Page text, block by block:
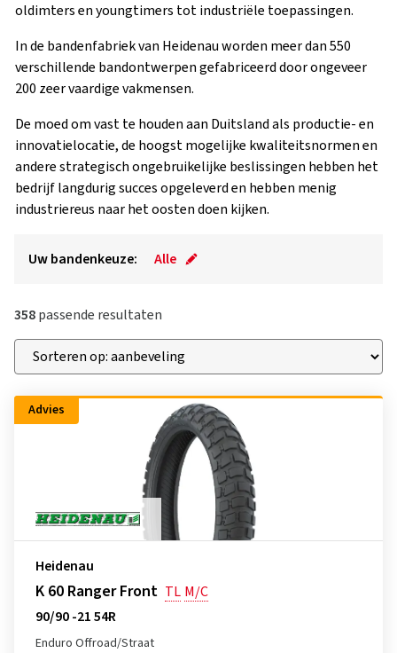
oldimters en youngtimers tot industriële toepassingen.
In de bandenfabriek van Heidenau worden meer dan 550
verschillende bandontwerpen gefabriceerd door ongeveer
200 zeer vaardige vakmensen.
De moed om vast te houden aan Duitsland als productie- en
innovatielocatie, de hoogst mogelijke kwaliteitsnormen en
andere strategisch ongebruikelijke beslissingen hebben het
bedrijf langdurig succes opgeleverd en hebben menig
industriereus naar het oosten doen kijken.
Uw bandenkeuze: Alle
358passende resultaten
Advies
Heidenau
K 60 Ranger Front TL M/C
90/90 -21 54R
Enduro Offroad/Straat